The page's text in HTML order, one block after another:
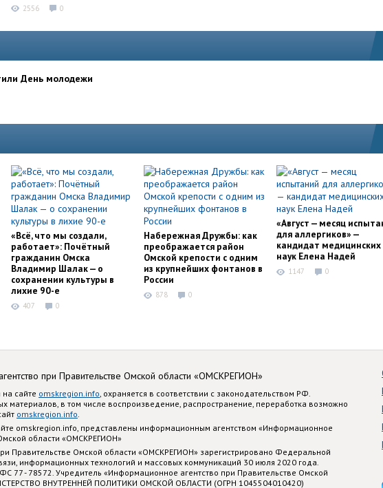
2556 0
День молодежи
«Всё, что мы создали,
работает»: Почётный
гражданин Омска
Владимир Шалак — о
сохранении культуры в
лихие 90-е
407 0
Набережная Дружбы: как
преображается район
Омской крепости с одним
из крупнейших фонтанов в
России
878 0
«Август — месяц
для аллергиков» —
кандидат медицинских
наук Елена Надей
1147 0
при Правительстве Омской области «ОМСКРЕГИОН»
сайте omskregion.info , охраняется в соответствии с законодательством РФ.
материалов, в том числе воспроизведение, распространение, переработка возможно
omskregion.info
omskregion.info, представлены информационным агентством «Информационное
области «ОМСКРЕГИОН»
Правительстве Омской области «ОМСКРЕГИОН» зарегистрировано Федеральной
информационных технологий и массовых коммуникаций 30 июля 2020 года.
77 - 78572. Учредитель «Информационное агентство при Правительстве Омской
ВНУТРЕННЕЙ ПОЛИТИКИ ОМСКОЙ ОБЛАСТИ (ОГРН 1045504010420)